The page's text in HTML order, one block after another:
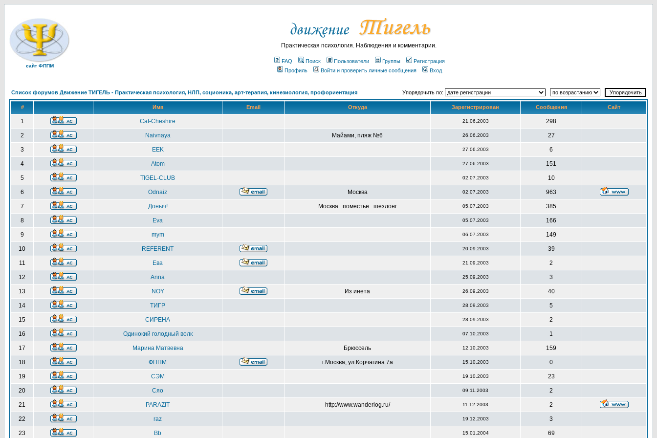
сайт ФППМ
Практическая психология. Наблюдения и комментарии.
FAQ Поиск Пользователи Группы
Регистрация
Профиль
Войти и проверить личные сообщения Вход
Список форумов Движение ТИГЕЛЬ - Практическая психология, НЛП, соционика, арт-терапия, кинезиология, профориентация Упорядочить по:
# Имя Email Откуда Зарегистрирован Сообщения Сайт
1 Cat-Cheshire 21.06.2003 298
2 Naivnaya Майами, пляж №6 26.06.2003 27
3 EEK 27.06.2003 6
4 Atom 27.06.2003 151
5 TIGEL-CLUB 02.07.2003 10
6 Odnaiz Москва 02.07.2003 963
7 Доныч! Москва...поместье...шезлонг 05.07.2003 385
8 Eva 05.07.2003 166
9 mym 06.07.2003 149
10 REFERENT 20.09.2003 39
11 Ева 21.09.2003 2
12 Anna 25.09.2003 3
13 NOY Из инета 26.09.2003 40
14 ТИГР 28.09.2003 5
15 СИРЕНА 28.09.2003 2
16 Одинокий голодный волк 07.10.2003 1
17 Марина Матвевна Брюссель 12.10.2003 159
18 ФППМ г.Москва, ул.Корчагина 7а 15.10.2003 0
19 СЭМ 19.10.2003 23
20 Сяо 09.11.2003 2
21 PARAZIT http://www.wanderlog.ru/ 11.12.2003 2
22 raz 19.12.2003 3
23 Bb 15.01.2004 69